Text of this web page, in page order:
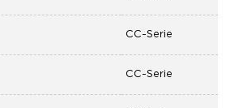
CC-Serie
CC-Serie